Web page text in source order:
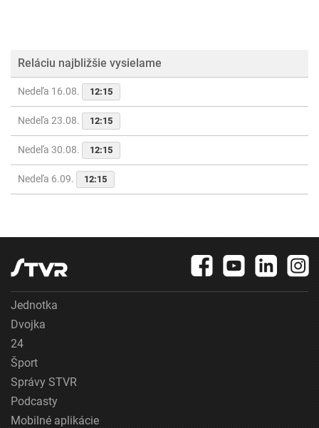
Reláciu najbližšie vysielame
Nedeľa 16.08. 12:15
Nedeľa 23.08. 12:15
Nedeľa 30.08. 12:15
Nedeľa 6.09. 12:15
Jednotka
Dvojka
24
Šport
Správy STVR
Podcasty
Mobilné aplikácie